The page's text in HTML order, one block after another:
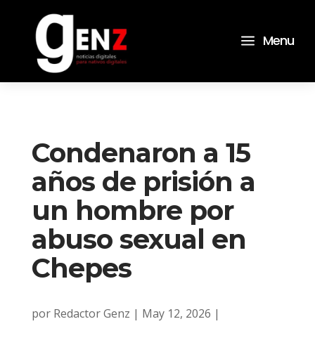
a Menu
Condenaron a 15
años de prisión a
un hombre por
abuso sexual en
Chepes
por Redactor Genz | May 12, 2026 |